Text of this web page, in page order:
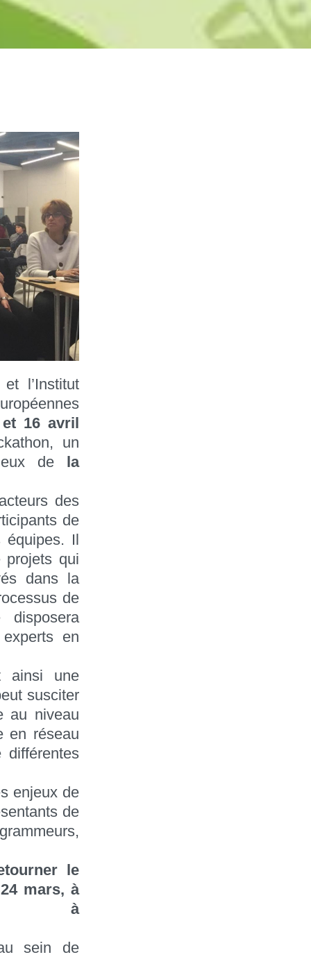
l’Institut
16 avril
un
dela
des
de
équipes. Il
projets qui
dans la
de
en
ainsi une
susciter
au niveau
en réseau
enjeux de
de
le
mars, à
à
sein de